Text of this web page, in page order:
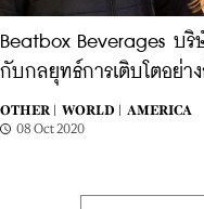
Beatbox Beverages บ
กับกลยุทธ์การเติบโตอย่า
OTHER | WORLD |
AMERICA
08 Oct 2020